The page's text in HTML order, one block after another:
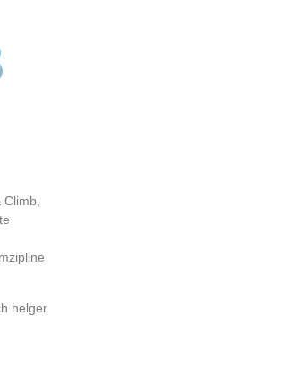
Climb,
helger